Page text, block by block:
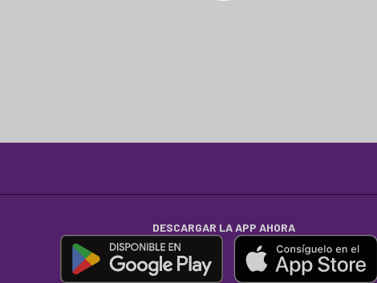
DESCARGAR LA APP AHORA